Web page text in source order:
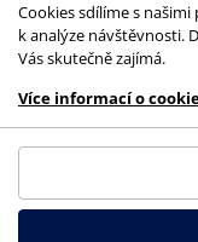
© 2026
This site is
Google
Cookies sdílíme s
k analýze návštěvnosti.
Vás skutečně zajímá.
Více informací o